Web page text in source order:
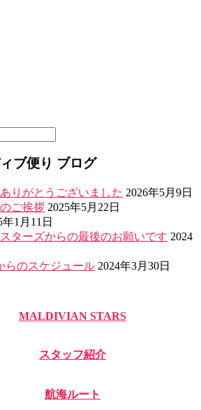
ブ便り ブログ
りがとうございました 2026年5月9日
ご挨拶 2025年5月22日
年1月11日
ターズからの最後のお願いです 2024
らのスケジュール 2024年3月30日
MALDIVIAN STARS
スタッフ紹介
航海ルート